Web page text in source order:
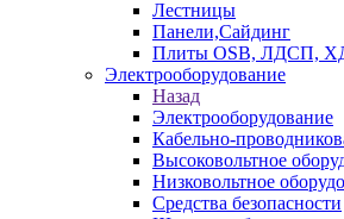
Лестницы
Панели,Сайдинг
Плиты OSB, ЛДСП,
Электрооборудование
Назад
Электрооборудование
Кабельно-
Высоковольтное
Низковольтное
Средства безопасности